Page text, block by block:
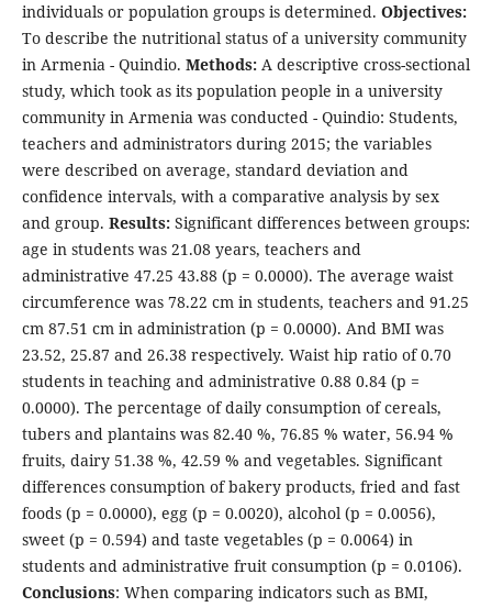
individuals or population groups is determined. Objectives:
To describe the nutritional status of a university community
in Armenia - Quindio. Methods: A descriptive cross-sectional
study, which took as its population people in a university
community in Armenia was conducted - Quindio: Students,
teachers and administrators during 2015; the variables
were described on average, standard deviation and
confidence intervals, with a comparative analysis by sex
and group. Results: Significant differences between groups:
age in students was 21.08 years, teachers and
administrative 47.25 43.88 (p = 0.0000). The average waist
circumference was 78.22 cm in students, teachers and 91.25
cm 87.51 cm in administration (p = 0.0000). And BMI was
23.52, 25.87 and 26.38 respectively. Waist hip ratio of 0.70
students in teaching and administrative 0.88 0.84 (p =
0.0000). The percentage of daily consumption of cereals,
tubers and plantains was 82.40 %, 76.85 % water, 56.94 %
fruits, dairy 51.38 %, 42.59 % and vegetables. Significant
differences consumption of bakery products, fried and fast
foods (p = 0.0000), egg (p = 0.0020), alcohol (p = 0.0056),
sweet (p = 0.594) and taste vegetables (p = 0.0064) in
students and administrative fruit consumption (p = 0.0106).
Conclusions: When comparing indicators such as BMI,